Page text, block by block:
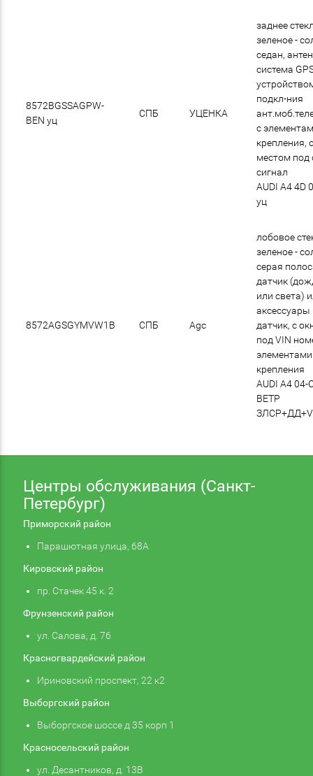
8572BGSSAGPW-
BEN уц
СПБ УЦЕНКА
заднее
зеленое -
седан,
система
подкл-ния
с
крепления,
местом под
сигнал
AUDI A4 4D
уц
8572AGSGYMVW1B СПБ Agc
лобовое
зеленое -
cерая
датчик
или света)
аксессуары
датчик, с
под VIN
элементами
крепления
AUDI A4 04-
ВЕТР
Центры обслуживания (Санкт-
Петербург)
Приморский район
Парашютная улица, 68А
Кировский район
пр. Стачек 45 к. 2
Фрунзенский район
ул. Салова, д. 76
Красногвардейский район
Ириновский проспект, 22 к2
Выборгский район
Выборгское шоссе д 35 корп 1
Красносельский район
ул. Десантников, д. 13В